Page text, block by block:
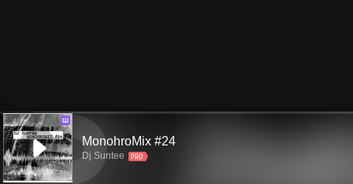
Ш
MonohroMix #24
Dj Suntee